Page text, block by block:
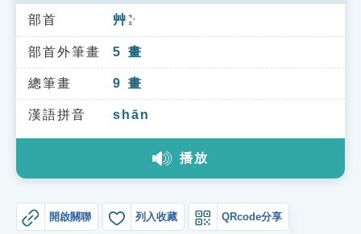
索引選單
知識索引
單字索引
生命大百科索引
教學應用
部首 艸 ㄘㄠˇ
部首外筆畫 5 畫
總筆畫 9 畫
漢語拼音 shān
播放
開啟關聯 列入收藏 QRcode分享